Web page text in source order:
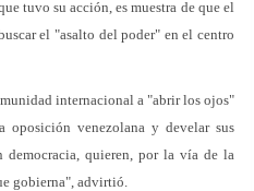
tuvo su acción, es muestra de que el
el "asalto del poder" en el centro
internacional a "abrir los ojos"
oposición venezolana y develar sus
democracia, quieren, por la vía de la
gobierna", advirtió.